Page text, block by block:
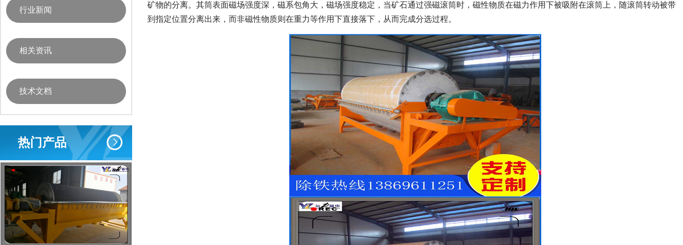
行业新闻
相关资讯
技术文档
热门产品
矿物的分离。其筒表面磁场强度深，磁系包角大，磁场强度稳定，当矿石通过强磁滚筒时，磁性物质在磁力作用下被吸附在滚筒上，随滚筒转动被带
到指定位置分离出来，而非磁性物质则在重力等作用下直接落下，从而完成分选过程。